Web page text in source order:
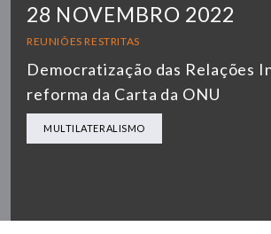
28 NOVEMBRO 2022
REUNIÕES RESTRITAS
Democratização das Relações
reforma da Carta da ONU
MULTILATERALISMO